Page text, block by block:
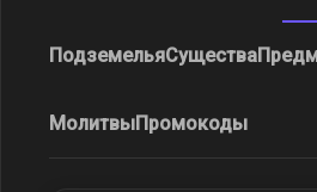
ПодземельяСущества
МолитвыПромокоды